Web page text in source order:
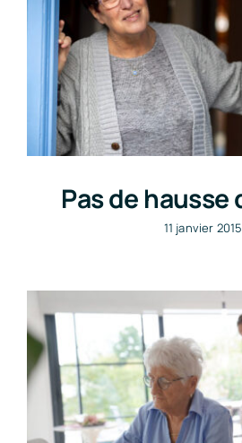
Pas de hausse
11 janvier 2015